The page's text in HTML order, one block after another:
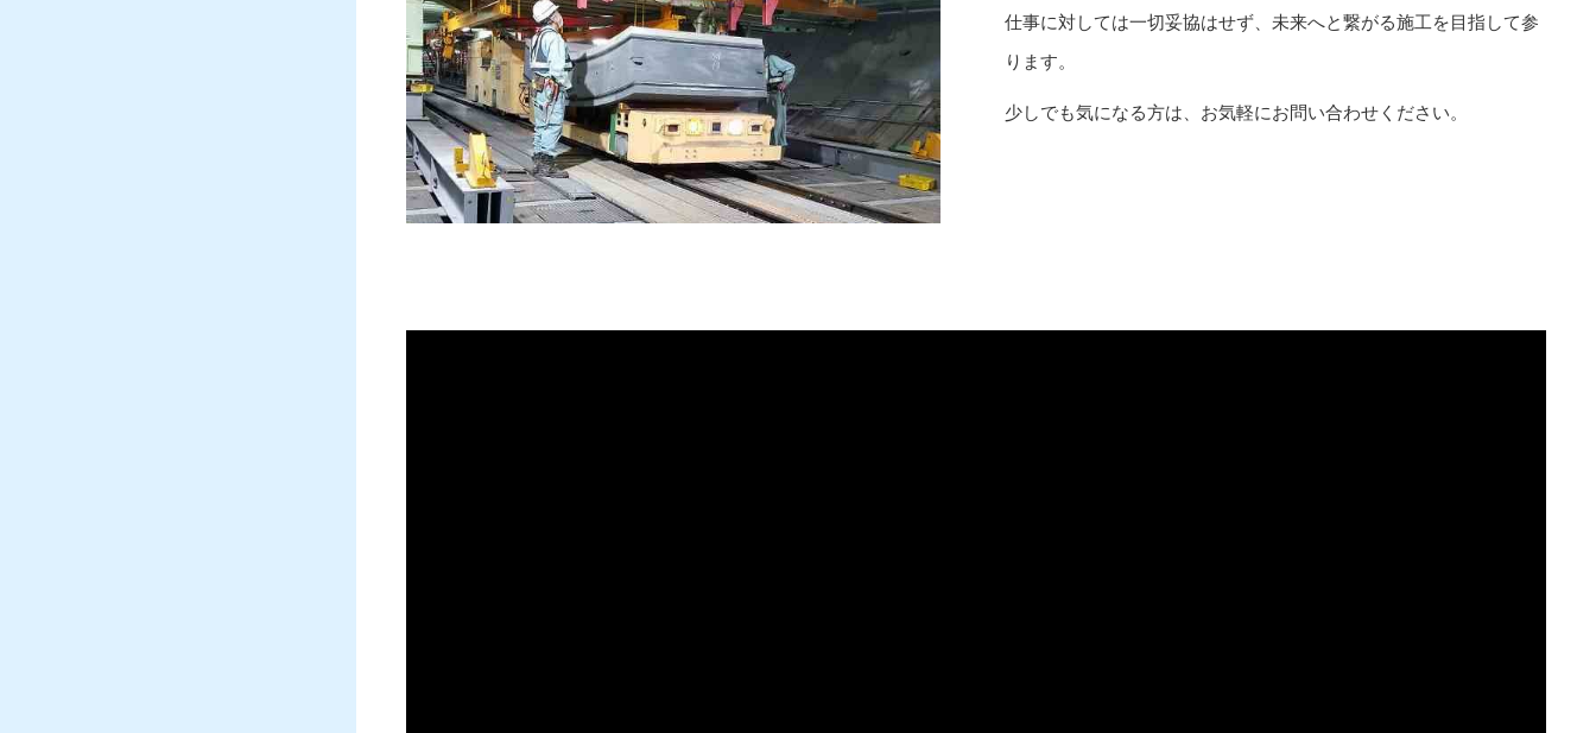
仕事に対しては一切妥協はせず、未来へと繋がる施工を目指して参
ります。
少しでも気になる方は、お気軽にお問い合わせください。